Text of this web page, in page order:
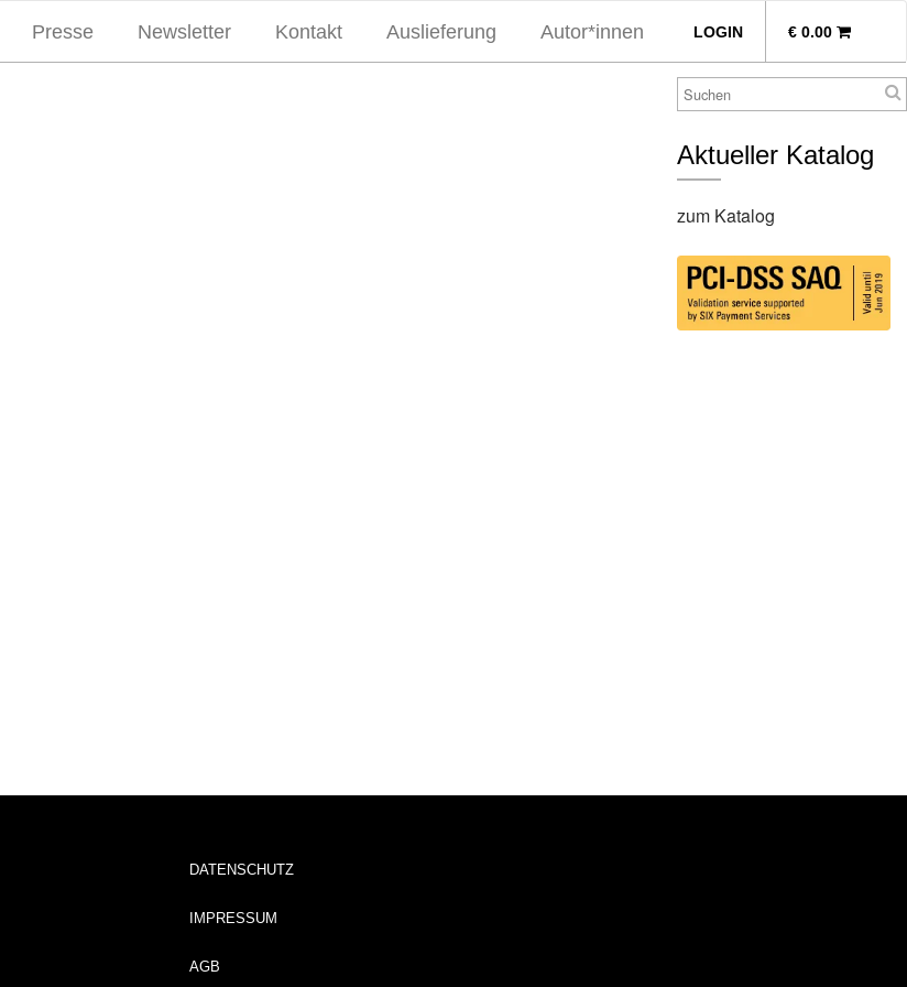
LOGIN € 0.00
Presse Newsletter Kontakt Auslieferung Autor*innen
Aktueller Katalog
zum Katalog
DATENSCHUTZ
IMPRESSUM
AGB